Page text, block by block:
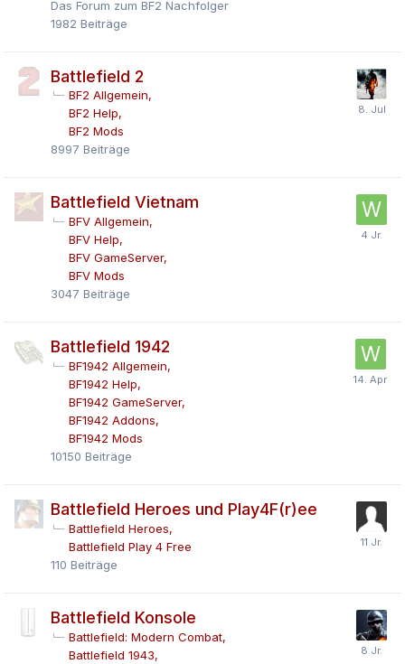
Das Forum zum BF2 Nachfolger
1982 Beiträge
Battlefield 2
BF2 Allgemein
BF2 Help
BF2 Mods
8997 Beiträge
Battlefield Vietnam
BFV Allgemein
BFV Help
BFV GameServer
BFV Mods
3047 Beiträge
Battlefield 1942
BF1942 Allgemein
BF1942 Help
BF1942 GameServer
BF1942 Addons
BF1942 Mods
10150 Beiträge
Battlefield Heroes und Play4F(r)ee
Battlefield Heroes
Battlefield Play 4 Free
110 Beiträge
Battlefield Konsole
Battlefield: Modern Combat
Battlefield 1943